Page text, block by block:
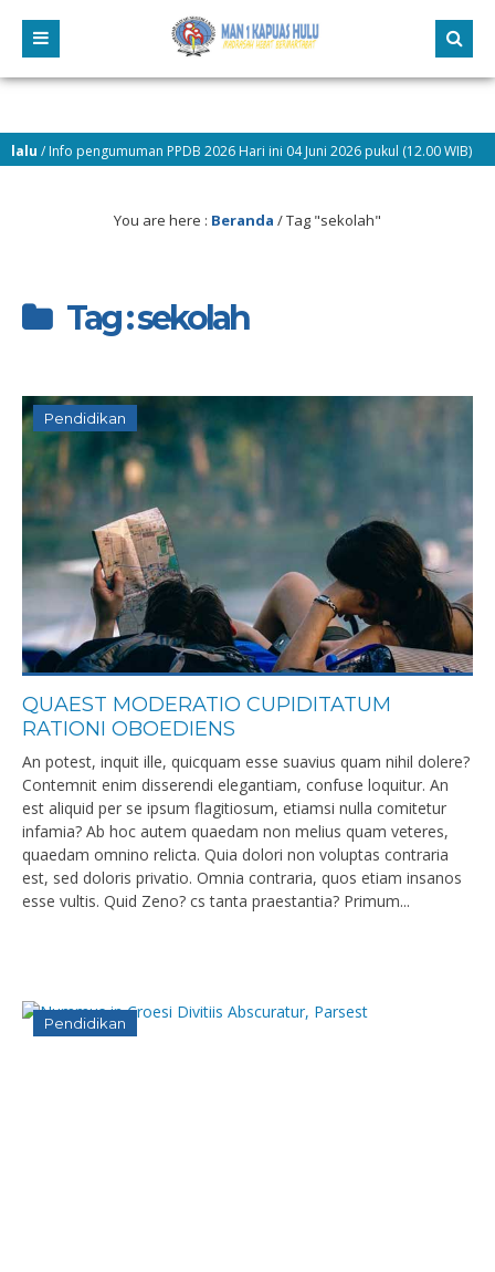
pengumuman PPDB 2026 Hari ini 04 Juni 2026 pukul (12.00 WIB)
You are here : Beranda /Tag "sekolah"
Tag : sekolah
Pendidikan
QUAEST MODERATIO CUPIDITATUM
RATIONI OBOEDIENS
An potest, inquit ille, quicquam esse suavius quam nihil dolere?
Contemnit enim disserendi elegantiam, confuse loquitur. An
est aliquid per se ipsum flagitiosum, etiamsi nulla comitetur
infamia? Ab hoc autem quaedam non melius quam veteres,
quaedam omnino relicta. Quia dolori non voluptas contraria
est, sed doloris privatio. Omnia contraria, quos etiam insanos
esse vultis. Quid Zeno? cs tanta praestantia? Primum...
Pendidikan